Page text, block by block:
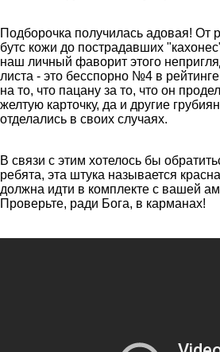
Подборочка получилась адовая! От
бутс кожи до пострадавших
наш личный фаворит этого
листа - это бесспорно №4 в
на то, что пацану за то, что он
желтую карточку, да и другие
отделались в своих случаях.
В связи с этим хотелось бы
ребята, эта штука называется
должна идти в комплекте с вашей
Проверьте, ради Бога, в карманах!